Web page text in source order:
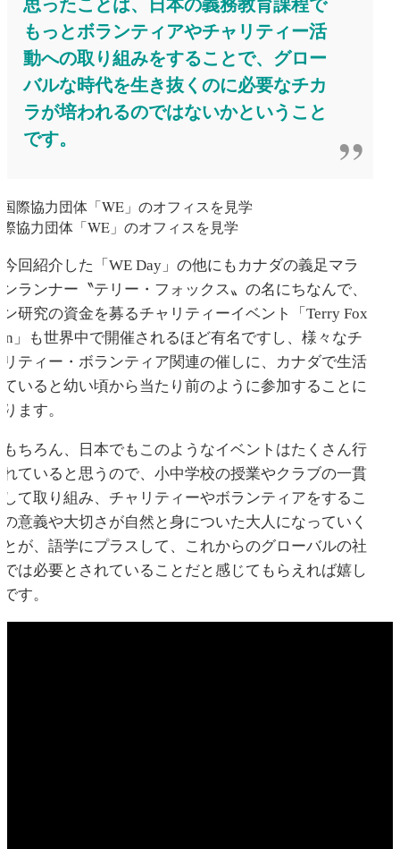
もっとボランティアやチャリティー活
動への取り組みをすることで、グロー
バルな時代を生き抜くのに必要なチカ
ラが培われるのではないかということ
です。
協力団体「WE」のオフィスを見学
回紹介した「WE Day」の他にもカナダの義足マラ
ランナー〝テリー・フォックス〟の名にちなんで、
研究の資金を募るチャリティーイベント「Terry Fox
」も世界中で開催されるほど有名ですし、様々なチ
ティー・ボランティア関連の催しに、カナダで生活
いると幼い頃から当たり前のように参加することに
ます。
ちろん、日本でもこのようなイベントはたくさん行
ていると思うので、小中学校の授業やクラブの一貫
て取り組み、チャリティーやボランティアをするこ
意義や大切さが自然と身についた大人になっていく
が、語学にプラスして、これからのグローバルの社
は必要とされていることだと感じてもらえれば嬉し
す。